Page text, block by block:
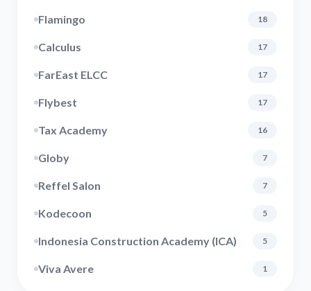
Flamingo 18
Calculus 17
FarEast ELCC 17
Flybest 17
Tax Academy 16
Globy 7
Reffel Salon 7
Kodecoon 5
Indonesia Construction Academy (ICA) 5
Viva Avere 1